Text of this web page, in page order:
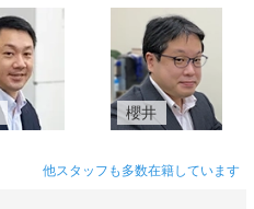
櫻井
他スタッフも多数在籍しています